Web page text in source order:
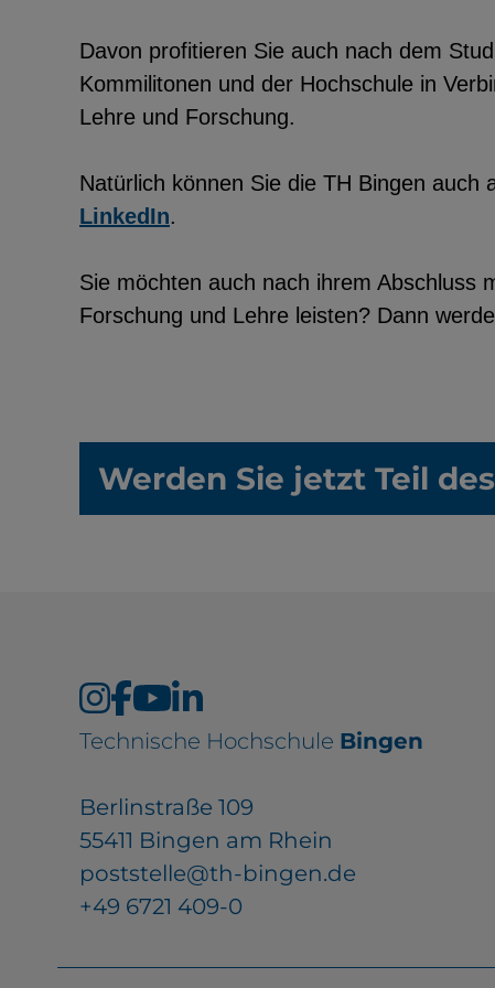
Davon profitieren Sie auch nach dem
Kommilitonen und der Hochschule in
Lehre und Forschung.
Natürlich können Sie die TH Bingen
LinkedIn.
Sie möchten auch nach ihrem Abschluss
Forschung und Lehre leisten? Dann
Werden Sie jetzt Teil
Technische Hochschule Bingen
Berlinstraße 109
55411 Bingen am Rhein
poststelle@th-bingen.de
+49 6721 409-0
EXTERNE MEDIEN
durch Drittanbieter, bspw. über das
externer Videos, Standortdaten oder
YouTube